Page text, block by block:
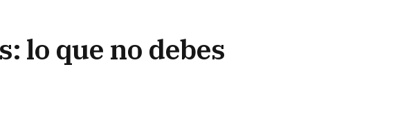
lo que no debes